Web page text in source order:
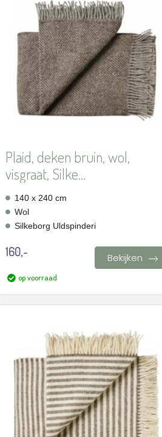
verlanglijst
toevoegen
Plaid, deken bruin, wol,
visgraat, Silke...
140 x 240 cm
Wol
Silkeborg Uldspinderi
160,- Bekijken
op voorraad
verlanglijst
toevoegen